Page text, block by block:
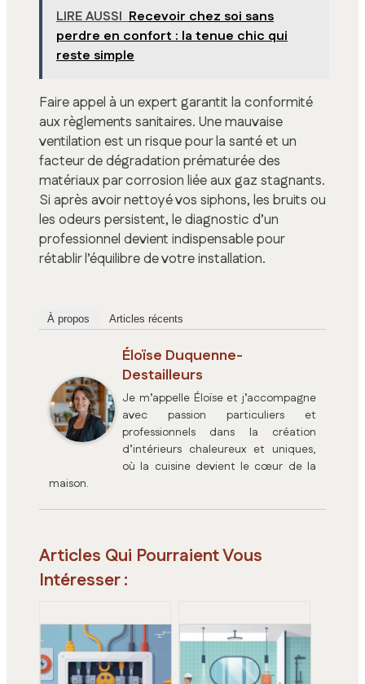
LIRE AUSSI Recevoir chez soi sans
perdre en confort : la tenue chic qui
reste simple
Faire appel à un expert garantit la conformité
aux règlements sanitaires. Une mauvaise
ventilation est un risque pour la santé et un
facteur de dégradation prématurée des
matériaux par corrosion liée aux gaz stagnants.
Si après avoir nettoyé vos siphons, les bruits ou
les odeurs persistent, le diagnostic d’un
professionnel devient indispensable pour
rétablir l’équilibre de votre installation.
À propos Articles récents
Éloïse Duquenne-
Destailleurs
Je m’appelle Éloïse et j’accompagne
avec passion particuliers et
professionnels dans la création
d’intérieurs chaleureux et uniques,
où la cuisine devient le cœur de la
maison.
Articles Qui Pourraient Vous
Intéresser :